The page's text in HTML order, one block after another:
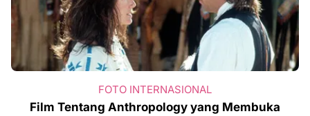
FOTO INTERNASIONAL
Film Tentang Anthropology yang Membuka